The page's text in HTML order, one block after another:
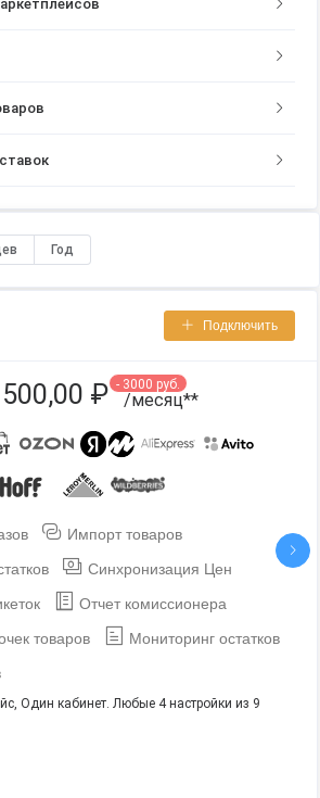
Год
Подключить
₽ - 3000 руб.
/месяц**
Импорт товаров
Синхронизация Цен
Отчет комиссионера
товаров
Мониторинг остатков
Один кабинет. Любые 4 настройки из 9